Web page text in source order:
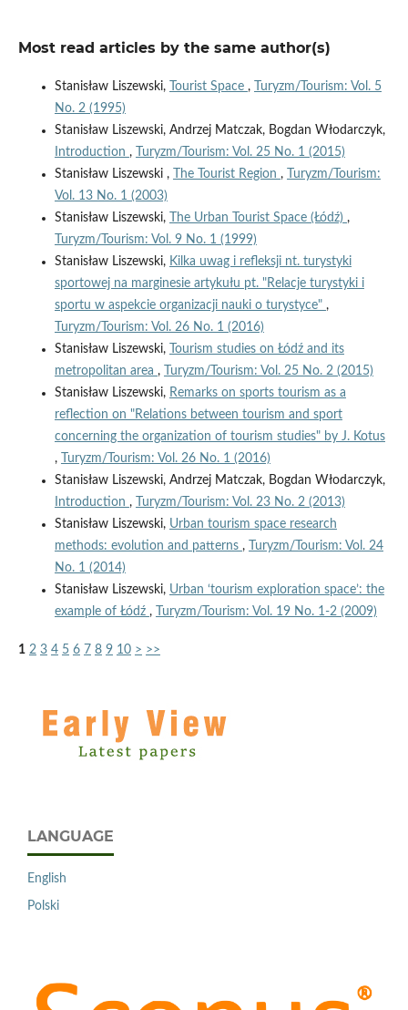
Most read articles by the same author(s)
Stanisław Liszewski, Tourist Space ,
Turyzm/Tourism: Vol. 5
No. 2 (1995)
Stanisław Liszewski, Andrzej Matczak, Bogdan Włodarczyk,
Introduction ,
Turyzm/Tourism: Vol. 25 No. 1 (2015)
Stanisław Liszewski ,
The Tourist Region ,
Turyzm/Tourism:
Vol. 13 No. 1 (2003)
Stanisław Liszewski,
The Urban Tourist Space (Łódź) ,
Turyzm/Tourism: Vol. 9 No. 1 (1999)
Stanisław Liszewski, Kilka uwag i refleksji nt. turystyki
sportowej na marginesie artykułu pt. "Relacje turystyki i
sportu w aspekcie organizacji nauki o turystyce" ,
Turyzm/Tourism: Vol. 26 No. 1 (2016)
Stanisław Liszewski,
Tourism studies on Łódź and its
metropolitan area ,
Turyzm/Tourism: Vol. 25 No. 2 (2015)
Stanisław Liszewski, Remarks on sports tourism as a
reflection on "Relations between tourism and sport
concerning the organization of tourism studies" by J. Kotus
,
Turyzm/Tourism: Vol. 26 No. 1 (2016)
Stanisław Liszewski, Andrzej Matczak, Bogdan Włodarczyk,
Introduction ,
Turyzm/Tourism: Vol. 23 No. 2 (2013)
Stanisław Liszewski, Urban tourism space research
methods: evolution and patterns ,
Turyzm/Tourism: Vol. 24
No. 1 (2014)
Stanisław Liszewski, Urban ‘tourism exploration space’: the
example of Łódź , Turyzm/Tourism: Vol. 19 No. 1-2 (2009)
1 2 3 4 5 6 7 8 9 10 > >>
LANGUAGE
English
Polski